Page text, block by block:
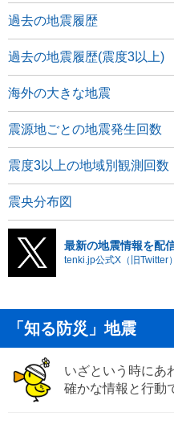
過去の地震履歴
過去の地震履歴(震度3以上)
海外の大きな地震
震源地ごとの地震発生回数
震度3以上の地域別観測回数
震央分布図
最新の地震情報を配
tenki.jp公式X（旧Twitter
「知る防災」地震
いざという時にあ
確かな情報と行動